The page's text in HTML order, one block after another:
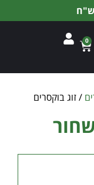
0
/ זוג בוקסרים